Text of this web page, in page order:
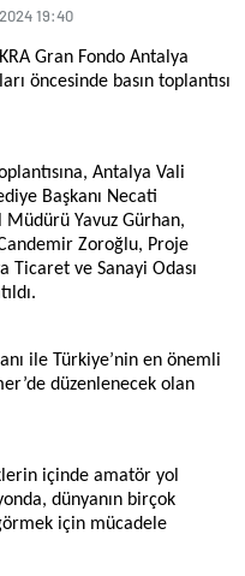
19:40
Gran Fondo Antalya
öncesinde basın toplantısı
Antalya Vali
Başkanı Necati
Yavuz Gürhan,
Zoroğlu, Proje
Ticaret ve Sanayi Odası
ile Türkiye’nin en önemli
düzenlenecek olan
içinde amatör yol
dünyanın birçok
için mücadele